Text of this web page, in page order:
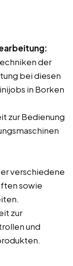
der
bei diesen
in Borken
zur Bedienung
verschiedene
sowie
zur
und